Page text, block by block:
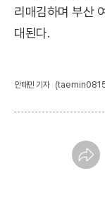
리매김하며 부산
대된다.
안태민 기자